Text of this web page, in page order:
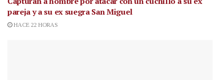
pareja y a su ex suegra San Miguel
HACE 22 HORAS